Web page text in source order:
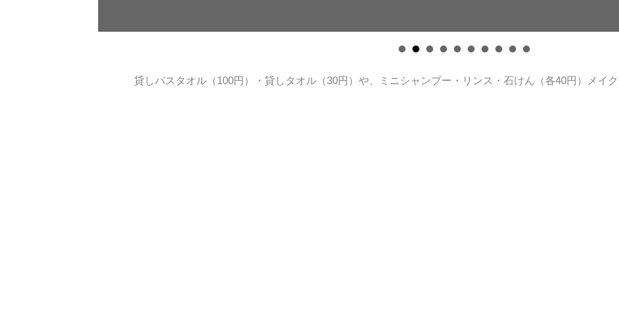
貸しバスタオル（100円）・貸しタオル（30円）や、ミニシャンプー・リンス・石けん（各40円）メイ